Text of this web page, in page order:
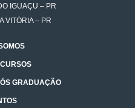
IGUAÇU – PR
VITÓRIA – PR
GRADUAÇÃO